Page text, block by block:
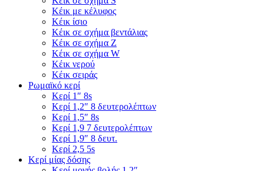
Κέικ με κέλυφος
Κέικ ίσιο
Κέικ σε σχήμα βεντάλιας
Κέικ σε σχήμα Ζ
Κέικ σε σχήμα W
Κέικ νερού
Κέικ σειράς
Ρωμαϊκό κερί
Κερί 1″ 8s
Κερί 1,2″ 8 δευτερολέπτων
Κερί 1,5″ 8s
Κερί 1,9 7 δευτερολέπτων
Κερί 1,9″ 8 δευτ.
Κερί 2,5 5s
Κερί μίας δόσης